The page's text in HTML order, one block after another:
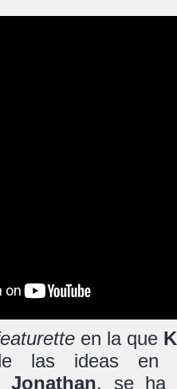
en la que
de las ideas
Jonathan, se ha